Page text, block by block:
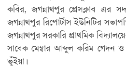
কবির, জগন্নাথপুর প্রেসক্লাব এর
জগন্নাথপুর রিপোর্টাস ইউনিটির
জগন্নাথপুর সরকারি প্রাথমিক
সাবেক মেম্বার আব্দুল করিম
ভূঁইয়া।